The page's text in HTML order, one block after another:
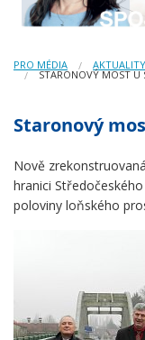
PRO MÉDIA AKTUALITY
STARONOVÝ MOST U
Staronový
Nově
hranici
poloviny loňského